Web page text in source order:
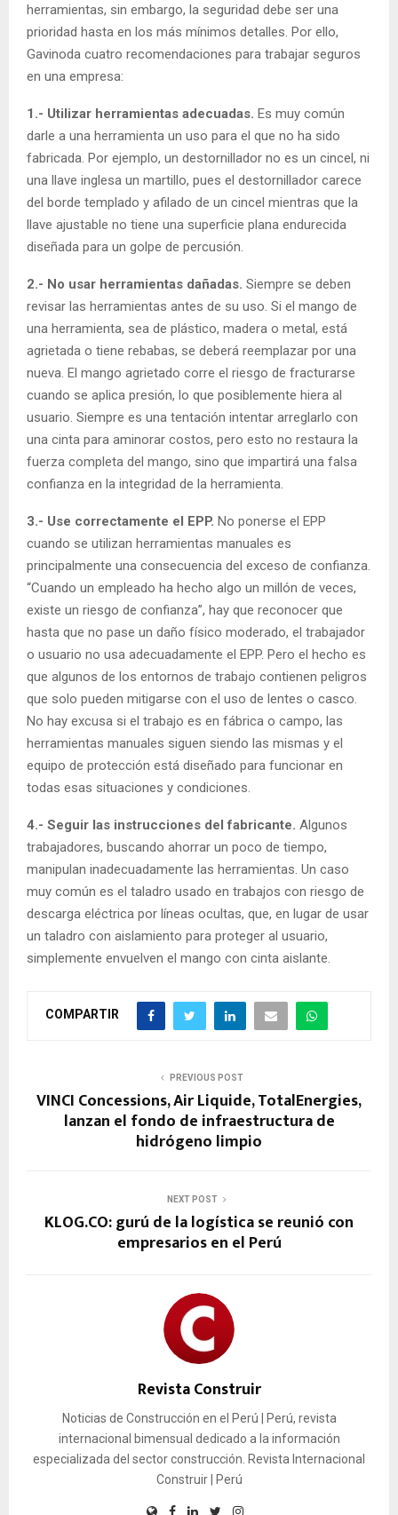
herramientas, sin embargo, la seguridad debe ser una
prioridad hasta en los más mínimos detalles. Por ello,
Gavinoda cuatro recomendaciones para trabajar seguros
en una empresa:
1.- Utilizar herramientas adecuadas. Es muy común
darle a una herramienta un uso para el que no ha sido
fabricada. Por ejemplo, un destornillador no es un cincel, ni
una llave inglesa un martillo, pues el destornillador carece
del borde templado y afilado de un cincel mientras que la
llave ajustable no tiene una superficie plana endurecida
diseñada para un golpe de percusión.
2.- No usar herramientas dañadas. Siempre se deben
revisar las herramientas antes de su uso. Si el mango de
una herramienta, sea de plástico, madera o metal, está
agrietada o tiene rebabas, se deberá reemplazar por una
nueva. El mango agrietado corre el riesgo de fracturarse
cuando se aplica presión, lo que posiblemente hiera al
usuario. Siempre es una tentación intentar arreglarlo con
una cinta para aminorar costos, pero esto no restaura la
fuerza completa del mango, sino que impartirá una falsa
confianza en la integridad de la herramienta.
3.- Use correctamente el EPP. No ponerse el EPP
cuando se utilizan herramientas manuales es
principalmente una consecuencia del exceso de confianza.
“Cuando un empleado ha hecho algo un millón de veces,
existe un riesgo de confianza”, hay que reconocer que
hasta que no pase un daño físico moderado, el trabajador
o usuario no usa adecuadamente el EPP. Pero el hecho es
que algunos de los entornos de trabajo contienen peligros
que solo pueden mitigarse con el uso de lentes o casco.
No hay excusa si el trabajo es en fábrica o campo, las
herramientas manuales siguen siendo las mismas y el
equipo de protección está diseñado para funcionar en
todas esas situaciones y condiciones.
4.- Seguir las instrucciones del fabricante. Algunos
trabajadores, buscando ahorrar un poco de tiempo,
manipulan inadecuadamente las herramientas. Un caso
muy común es el taladro usado en trabajos con riesgo de
descarga eléctrica por líneas ocultas, que, en lugar de usar
un taladro con aislamiento para proteger al usuario,
simplemente envuelven el mango con cinta aislante.
COMPARTIR
PREVIOUS POST
VINCI Concessions, Air Liquide, TotalEnergies,
lanzan el fondo de infraestructura de
hidrógeno limpio
NEXT POST
KLOG.CO: gurú de la logística se reunió con
empresarios en el Perú
Revista Construir
Noticias de Construcción en el Perú | Perú, revista
internacional bimensual dedicado a la información
especializada del sector construcción. Revista Internacional
Construir | Perú